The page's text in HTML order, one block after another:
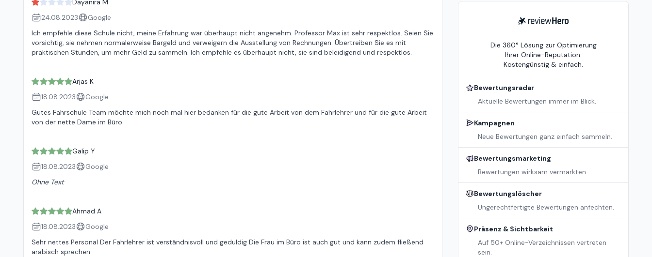
Dayanira M
24.08.2023
Google
Ich empfehle diese Schule nicht, meine Erfahrung war überhaupt nicht angenehm. Professor Max ist sehr respektlos. Seien Sie
vorsichtig, sie nehmen normalerweise Bargeld und verweigern die Ausstellung von Rechnungen. Übertreiben Sie es mit
praktischen Stunden, um mehr Geld zu sammeln. Ich empfehle es überhaupt nicht, sie sind beleidigend und respektlos.
Arjas K
18.08.2023
Google
Gutes Fahrschule Team möchte mich noch mal hier bedanken für die gute Arbeit von dem Fahrlehrer und für die gute Arbeit
von der nette Dame im Büro.
Galip Y
18.08.2023
Google
Ohne Text
Ahmad A
18.08.2023
Google
Sehr nettes Personal Der Fahrlehrer ist verständnisvoll und geduldig Die Frau im Büro ist auch gut und kann zudem fließend
arabisch sprechen
ReviewHero
Die 360° Lösung zur Optimierung
Ihrer Online-Reputation.
Kostengünstig & einfach.
Bewertungsradar
Aktuelle Bewertungen immer im Blick.
Kampagnen
Neue Bewertungen ganz einfach sammeln.
Bewertungsmarketing
Bewertungen wirksam vermarkten.
Bewertungslöscher
Ungerechtfertigte Bewertungen anfechten.
Präsenz & Sichtbarkeit
Auf 50+ Online-Verzeichnissen vertreten
sein.